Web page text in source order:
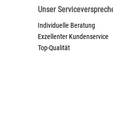
Unser
Individuelle Beratung
Exzellenter Kundenservice
Top-Qualität